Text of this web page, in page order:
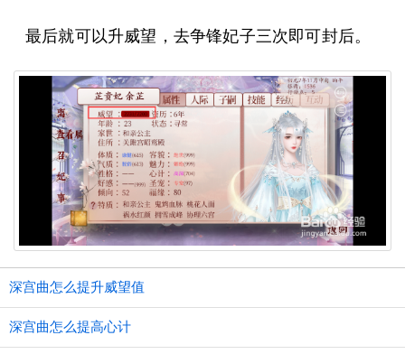
最后就可以升威望，去争锋妃子三次即可封后。
深宫曲怎么提升威望值
深宫曲怎么提高心计